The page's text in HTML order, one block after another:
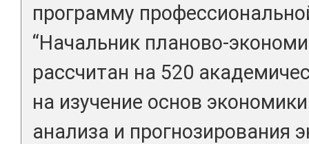
программу
“Начальник планово-
рассчитан на 520
на изучение основ
анализа и прогнозирования